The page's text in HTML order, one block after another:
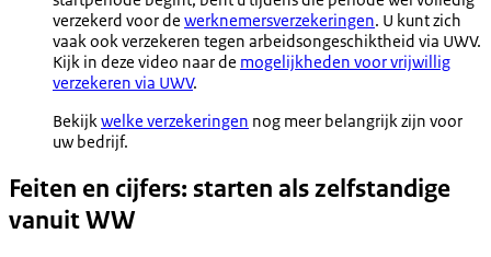
verzekerd voor de werknemersverzekeringen. U kunt zich
vaak ook verzekeren tegen arbeidsongeschiktheid via UWV.
Kijk in deze video naar de mogelijkheden voor vrijwillig
verzekeren via UWV.
Bekijk welke verzekeringen nog meer belangrijk zijn voor
uw bedrijf.
Feiten en cijfers: starten als zelfstandige
vanuit WW